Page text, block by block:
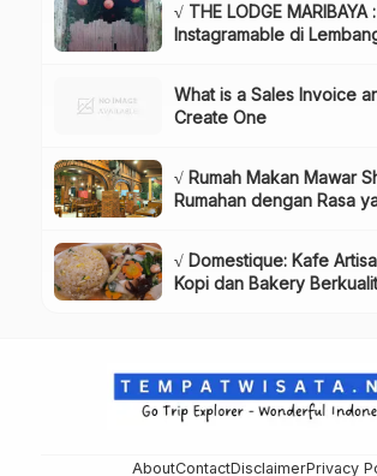
√ THE LODGE MARIBAYA
Instagramable di
What is a Sales Invoice
Create One
√ Rumah Makan Mawar
Rumahan dengan Rasa
√ Domestique: Kafe
Kopi dan Bakery
AboutContactDisclaimerPrivacy